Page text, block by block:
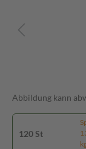
Abbildung kann
120 St